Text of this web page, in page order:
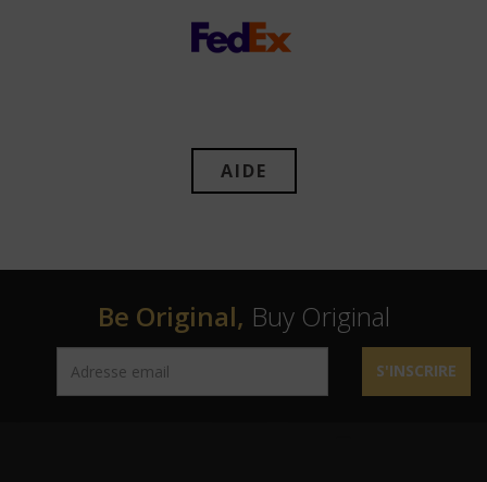
AIDE
Be Original, Buy Original
S'INSCRIRE